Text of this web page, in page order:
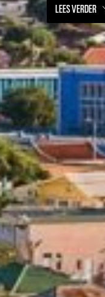
LEES VERDER